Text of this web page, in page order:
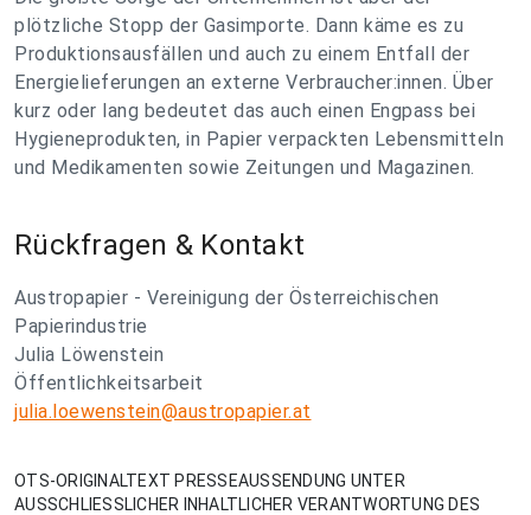
plötzliche Stopp der Gasimporte. Dann käme es zu
Produktionsausfällen und auch zu einem Entfall der
Energielieferungen an externe Verbraucher:innen. Über
kurz oder lang bedeutet das auch einen Engpass bei
Hygieneprodukten, in Papier verpackten Lebensmitteln
und Medikamenten sowie Zeitungen und Magazinen.
Rückfragen & Kontakt
Austropapier - Vereinigung der Österreichischen
Papierindustrie
Julia Löwenstein
Öffentlichkeitsarbeit
julia.loewenstein@austropapier.at
OTS-ORIGINALTEXT PRESSEAUSSENDUNG UNTER
AUSSCHLIESSLICHER INHALTLICHER VERANTWORTUNG DES